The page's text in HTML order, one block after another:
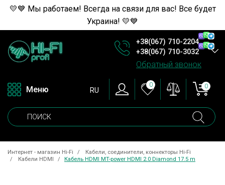
💛💙 Мы работаем! Всегда на связи для вас! Все будет
Украина! 💛💙
+38(067) 710-2204
+38(067) 710-3032
Обратный звонок
Меню RU
0 0
Интернет - магазин Hi-Fi
Кабели, соединители, коннекторы Hi-Fi
Кабели HDMI
Кабель HDMI MT-power HDMI 2.0 Diamond 17.5 m